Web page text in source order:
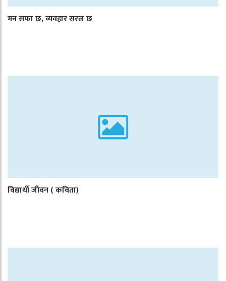
मन सफा छ, व्यवहार सरल छ
विद्यार्थी जीवन ( कविता)